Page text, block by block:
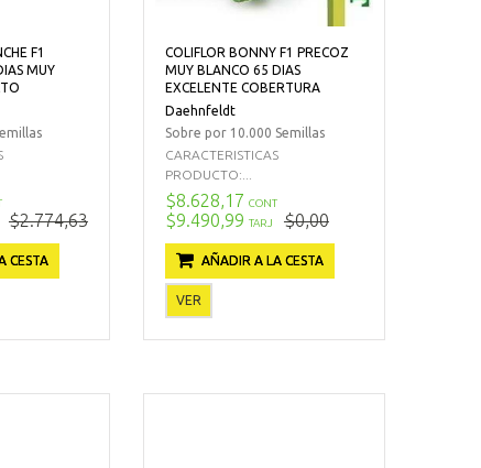
F1
MUY
$2.774,63
CESTA
COLIFLOR BONNY F1 PRECOZ
MUY BLANCO 65 DIAS
EXCELENTE COBERTURA
Daehnfeldt
Sobre por 10.000 Semillas
CARACTERISTICAS
PRODUCTO:...
$8.628,17 CONT
$9.490,99 TARJ $0,00
AÑADIR A LA CESTA
VER